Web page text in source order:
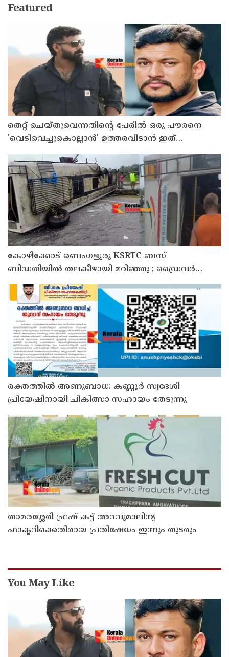
Featured
തെറ്റ് ചെയ്തുവെന്നതിന്റെ പേരില്‍ ഒരു പൗരനെ
'വെടിവെച്ചുകൊല്ലാന്‍' ഉത്തരവിടാന്‍ ഇത്
യുപിയോ ബിഹാറോ അല്ല ; അര്‍ജുന്‍ ആയങ്കിയെ
പിന്തുണച്ച് ആകാശ് തില്ലങ്കേരി
കോഴിക്കോട്-ബെംഗളൂരു KSRTC ബസ്
ബിഡതിയിൽ തലകീഴായി മറിഞ്ഞു ; ഡ്രെെവർക്കും
പരിക്ക്
രക്തത്തിൽ അണുബാധ: കണ്ണൂർ സ്വദേശി
പ്രിയേഷിനായി ചികിത്സാ സഹായം തേടുന്നു
താമരശ്ശേരി ഫ്രഷ് കട്ട് അറവുമാലിന്യ
ഫാക്ടറിക്കെതിരായ പ്രതിഷേധം ഇന്നും തുടരും
You May Like